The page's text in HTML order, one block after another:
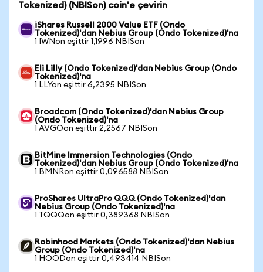
Tokenized) (NBISon) coin'e çevirin
iShares Russell 2000 Value ETF (Ondo
Tokenized)'dan Nebius Group (Ondo Tokenized)'na
1 IWNon eşittir 1,1996 NBISon
Eli Lilly (Ondo Tokenized)'dan Nebius Group (Ondo
Tokenized)'na
1 LLYon eşittir 6,2395 NBISon
Broadcom (Ondo Tokenized)'dan Nebius Group
(Ondo Tokenized)'na
1 AVGOon eşittir 2,2567 NBISon
BitMine Immersion Technologies (Ondo
Tokenized)'dan Nebius Group (Ondo Tokenized)'na
1 BMNRon eşittir 0,096588 NBISon
ProShares UltraPro QQQ (Ondo Tokenized)'dan
Nebius Group (Ondo Tokenized)'na
1 TQQQon eşittir 0,389368 NBISon
Robinhood Markets (Ondo Tokenized)'dan Nebius
Group (Ondo Tokenized)'na
1 HOODon eşittir 0,493414 NBISon